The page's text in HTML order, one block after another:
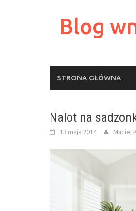
Blog
STRONA GŁÓWNA
Nalot na
13 maja 2014 Maciej